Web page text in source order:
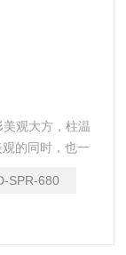
观大方，柱温
的同时，也一
SPR-680